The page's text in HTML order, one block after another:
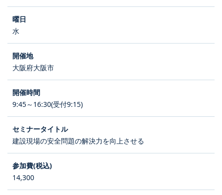
水
大阪府大阪市
9:45～16:30(受付9:15)
建設現場の安全問題の解決力を向上させる
14,300